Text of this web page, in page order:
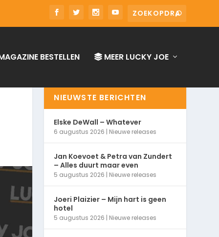
BESTELLEN MEER LUCKY JOE
NIEUWSTE BERICHTEN
Elske DeWall – Whatever
6 augustus 2026 | Nieuwe releases
Jan Koevoet & Petra van Zundert
– Alles duurt maar even
5 augustus 2026 | Nieuwe releases
Joeri Plaizier – Mijn hart is geen
hotel
5 augustus 2026 | Nieuwe releases